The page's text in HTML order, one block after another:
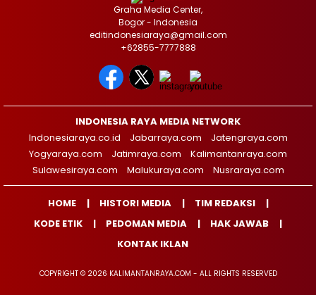
Graha Media Center,
Bogor - Indonesia
editindonesiaraya@gmail.com
+62855-7777888
INDONESIA RAYA MEDIA NETWORK
Indonesiaraya.co.id
Jabarraya.com
Jatengraya.com
Yogyaraya.com
Jatimraya.com
Kalimantanraya.com
Sulawesiraya.com
Malukuraya.com Nusraraya.com
HOME HISTORI MEDIA
TIM REDAKSI
KODE ETIK
PEDOMAN MEDIA
HAK JAWAB
KONTAK IKLAN
COPYRIGHT © 2026 KALIMANTANRAYA.COM - ALL RIGHTS RESERVED